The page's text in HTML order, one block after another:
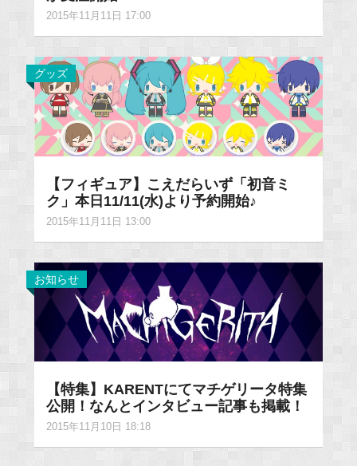
2015年11月11日 17:00
グッズ
【フィギュア】こえだらいず「初音ミ
ク」本日11/11(水)より予約開始♪
2015年11月11日 13:00
お知らせ
【特集】KARENTにてマチゲリータ特集
公開！なんとインタビュー記事も掲載！
2015年11月10日 18:18